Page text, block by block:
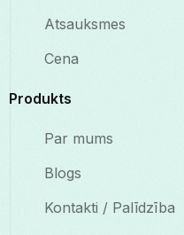
Atsauksmes
Cena
Produkts
Par mums
Blogs
Kontakti / Palīdzība